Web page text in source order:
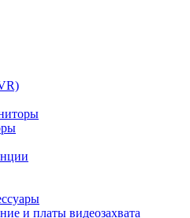
и платы видеозахвата